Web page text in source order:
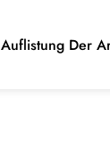
Auflistung Der